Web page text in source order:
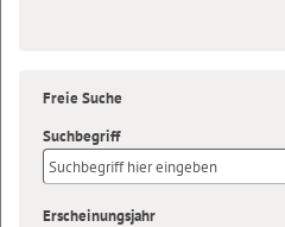
Freie Suche
Suchbegriff
Erscheinungsjahr